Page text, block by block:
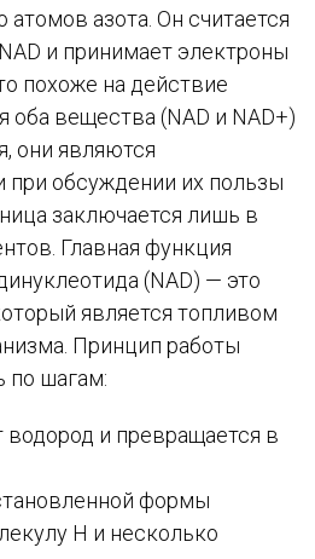
атомов азота. Он считается
и принимает электроны
похоже на действие
оба вещества (NAD и NAD+)
они являются
обсуждении их пользы
заключается лишь в
Главная функция
(NAD) — это
является топливом
Принцип работы
по шагам:
водород и превращается в
формы
H и несколько